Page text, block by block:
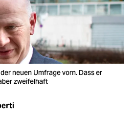
neuen Umfrage vorn. Dass er
zweifelhaft